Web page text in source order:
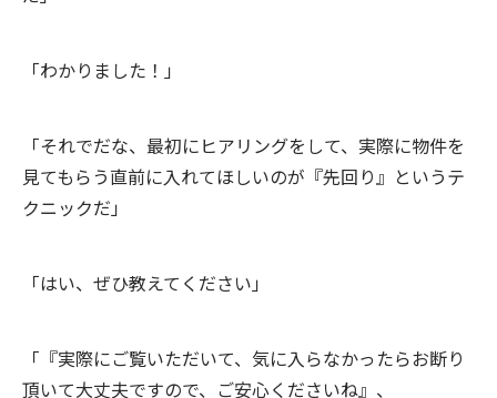
「わかりました！」
「それでだな、最初にヒアリングをして、実際に物件を
見てもらう直前に入れてほしいのが『先回り』というテ
クニックだ」
「はい、ぜひ教えてください」
「『実際にご覧いただいて、気に入らなかったらお断り
頂いて大丈夫ですので、ご安心くださいね』、